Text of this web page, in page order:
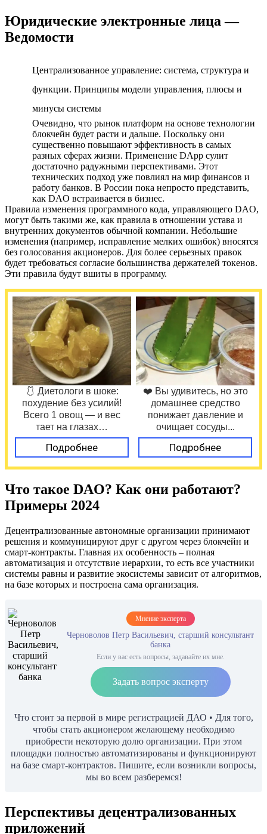
Юридические электронные лица —
Ведомости
Централизованное управление: система, структура и
функции. Принципы модели управления, плюсы и
минусы системы
Очевидно, что рынок платформ на основе технологии
блокчейн будет расти и дальше. Поскольку они
существенно повышают эффективность в самых
разных сферах жизни. Применение DApp сулит
достаточно радужными перспективами. Этот
технических подход уже повлиял на мир финансов и
работу банков. В России пока непросто представить,
как DAO встраивается в бизнес.
Правила изменения программного кода, управляющего DAO,
могут быть такими же, как правила в отношении устава и
внутренних документов обычной компании. Небольшие
изменения (например, исправление мелких ошибок) вносятся
без голосования акционеров. Для более серьезных правок
будет требоваться согласие большинства держателей токенов.
Эти правила будут вшиты в программу.
🩱 Диетологи в шоке:
похудение без усилий!
Всего 1 овощ — и вес
тает на глазах…
Подробнее
❤️ Вы удивитесь, но это
домашнее средство
понижает давление и
очищает сосуды...
Подробнее
Что такое DAO? Как они работают?
Примеры 2024
Децентрализованные автономные организации принимают
решения и коммуницируют друг с другом через блокчейн и
смарт-контракты. Главная их особенность – полная
автоматизация и отсутствие иерархии, то есть все участники
системы равны и развитие экосистемы зависит от алгоритмов,
на базе которых и построена сама организация.
Мнение эксперта
Черноволов Петр Васильевич, старший консультант
банка
Если у вас есть вопросы, задавайте их мне.
Задать вопрос эксперту
Что стоит за первой в мире регистрацией ДАО • Для того,
чтобы стать акционером желающему необходимо
приобрести некоторую долю организации. При этом
площадки полностью автоматизированы и функционируют
на базе смарт-контрактов. Пишите, если возникли вопросы,
мы во всем разберемся!
Перспективы децентрализованных
приложений